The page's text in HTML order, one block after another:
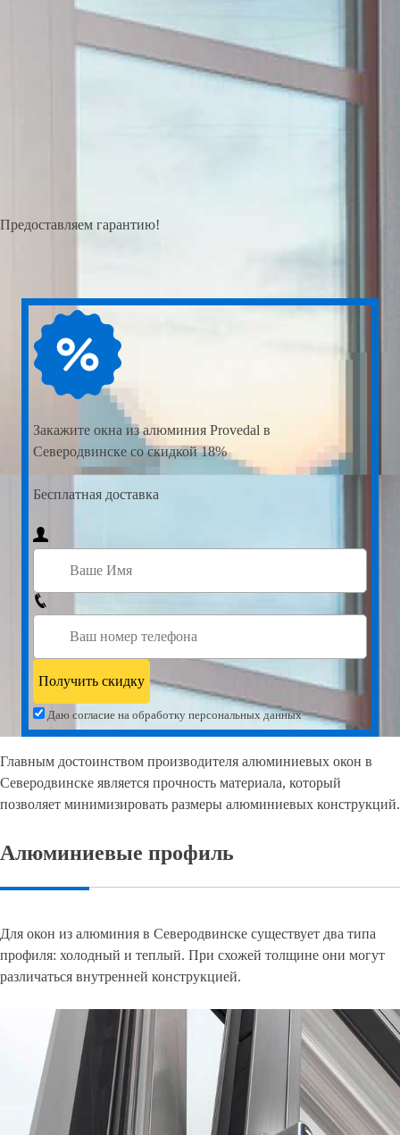
Предоставляем гарантию!
Закажите окна из алюминия Provedal в
Северодвинске со скидкой 18%
Бесплатная доставка
Даю согласие на обработку персональных данных
Главным достоинством производителя алюминиевых окон в
Северодвинске является прочность материала, который
позволяет минимизировать размеры алюминиевых конструкций.
Алюминиевые профиль
Для окон из алюминия в Северодвинске существует два типа
профиля: холодный и теплый. При схожей толщине они могут
различаться внутренней конструкцией.